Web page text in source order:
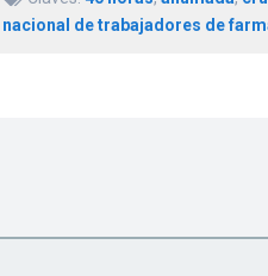
nacional de trabajadores de